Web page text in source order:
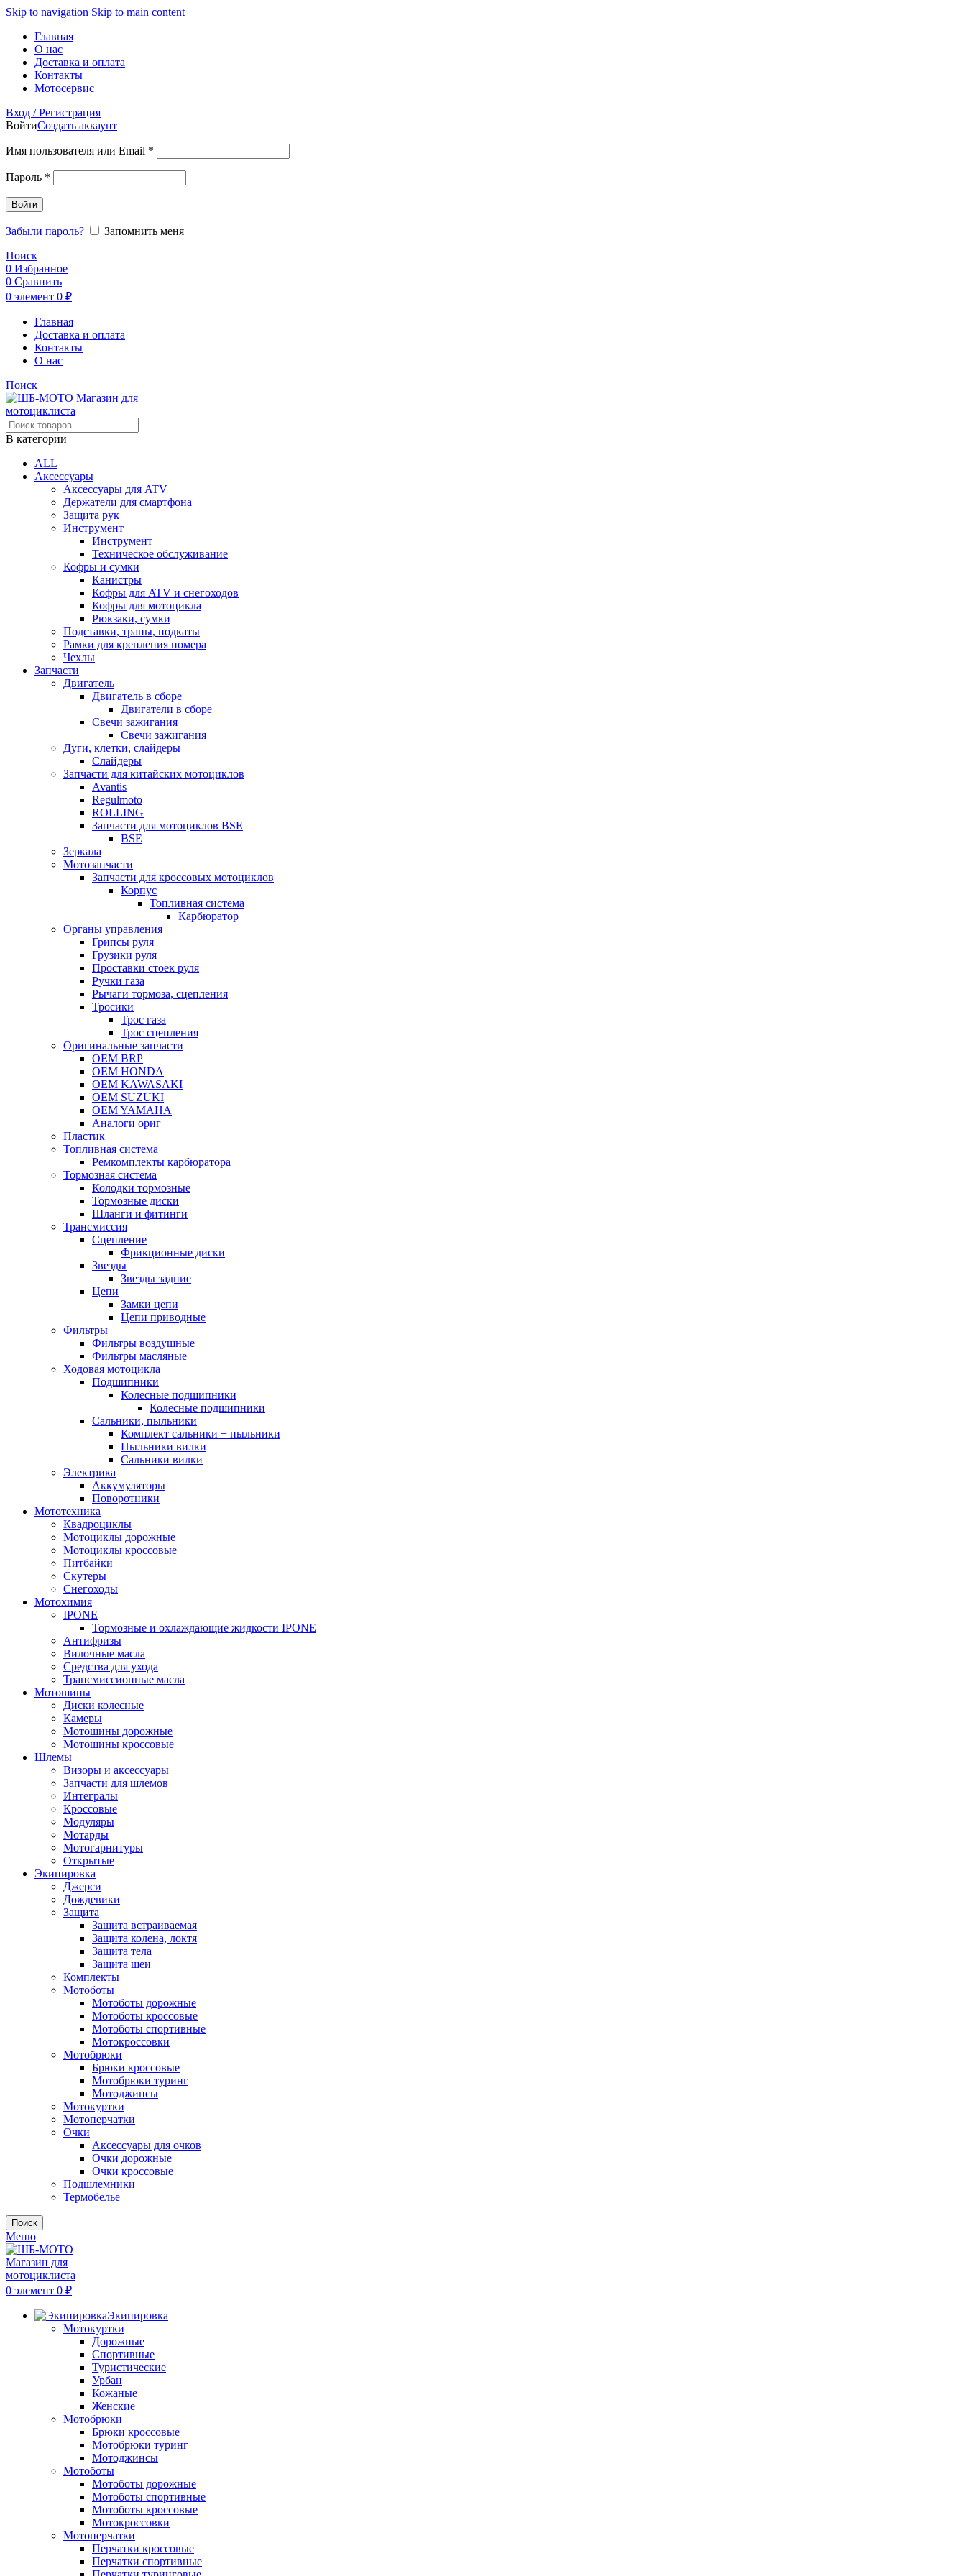
Skip to navigation Skip to main content
Главная
О нас
Доставка и оплата
Контакты
Мотосервис
Вход / Регистрация
ВойтиСоздать аккаунт
Имя пользователя или Email *
Пароль *
Войти
Забыли пароль?
Запомнить меня
Поиск
0 Избранное
0 Сравнить
0 элемент 0 ₽
Главная
Доставка и оплата
Контакты
О нас
Поиск
В категории
ALL
Аксессуары
Аксессуары для ATV
Держатели для смартфона
Защита рук
Инструмент
Инструмент
Техническое обслуживание
Кофры и сумки
Канистры
Кофры для ATV и снегоходов
Кофры для мотоцикла
Рюкзаки, сумки
Подставки, трапы, подкаты
Рамки для крепления номера
Чехлы
Запчасти
Двигатель
Двигатель в сборе
Двигатели в сборе
Свечи зажигания
Свечи зажигания
Дуги, клетки, слайдеры
Слайдеры
Запчасти для китайских мотоциклов
Avantis
Regulmoto
ROLLING
Запчасти для мотоциклов BSE
BSE
Зеркала
Мотозапчасти
Запчасти для кроссовых мотоциклов
Корпус
Топливная система
Карбюратор
Органы управления
Грипсы руля
Грузики руля
Проставки стоек руля
Ручки газа
Рычаги тормоза, сцепления
Тросики
Трос газа
Трос сцепления
Оригинальные запчасти
OEM BRP
OEM HONDA
OEM KAWASAKI
OEM SUZUKI
OEM YAMAHA
Аналоги ориг
Пластик
Топливная система
Ремкомплекты карбюратора
Тормозная система
Колодки тормозные
Тормозные диски
Шланги и фитинги
Трансмиссия
Cцепление
Фрикционные диски
Звезды
Звезды задние
Цепи
Замки цепи
Цепи приводные
Фильтры
Фильтры воздушные
Фильтры масляные
Ходовая мотоцикла
Подшипники
Колесные подшипники
Колесные подшипники
Сальники, пыльники
Комплект сальники + пыльники
Пыльники вилки
Сальники вилки
Электрика
Аккумуляторы
Поворотники
Мототехника
Квадроциклы
Мотоциклы дорожные
Мотоциклы кроссовые
Питбайки
Скутеры
Снегоходы
Мотохимия
IPONE
Тормозные и охлаждающие жидкости IPONE
Антифризы
Вилочные масла
Средства для ухода
Трансмиссионные масла
Мотошины
Диски колесные
Камеры
Мотошины дорожные
Мотошины кроссовые
Шлемы
Визоры и аксессуары
Запчасти для шлемов
Интегралы
Кроссовые
Модуляры
Мотарды
Мотогарнитуры
Открытые
Экипировка
Джерси
Дождевики
Защита
Защита встраиваемая
Защита колена, локтя
Защита тела
Защита шеи
Комплекты
Мотоботы
Мотоботы дорожные
Мотоботы кроссовые
Мотоботы спортивные
Мотокроссовки
Мотобрюки
Брюки кроссовые
Мотобрюки туринг
Мотоджинсы
Мотокуртки
Мотоперчатки
Очки
Аксессуары для очков
Очки дорожные
Очки кроссовые
Подшлемники
Термобелье
Поиск
Меню
0 элемент 0 ₽
Экипировка
Мотокуртки
Дорожные
Спортивные
Туристические
Урбан
Кожаные
Женские
Мотобрюки
Брюки кроссовые
Мотобрюки туринг
Мотоджинсы
Мотоботы
Мотоботы дорожные
Мотоботы спортивные
Мотоботы кроссовые
Мотокроссовки
Мотоперчатки
Перчатки кроссовые
Перчатки спортивные